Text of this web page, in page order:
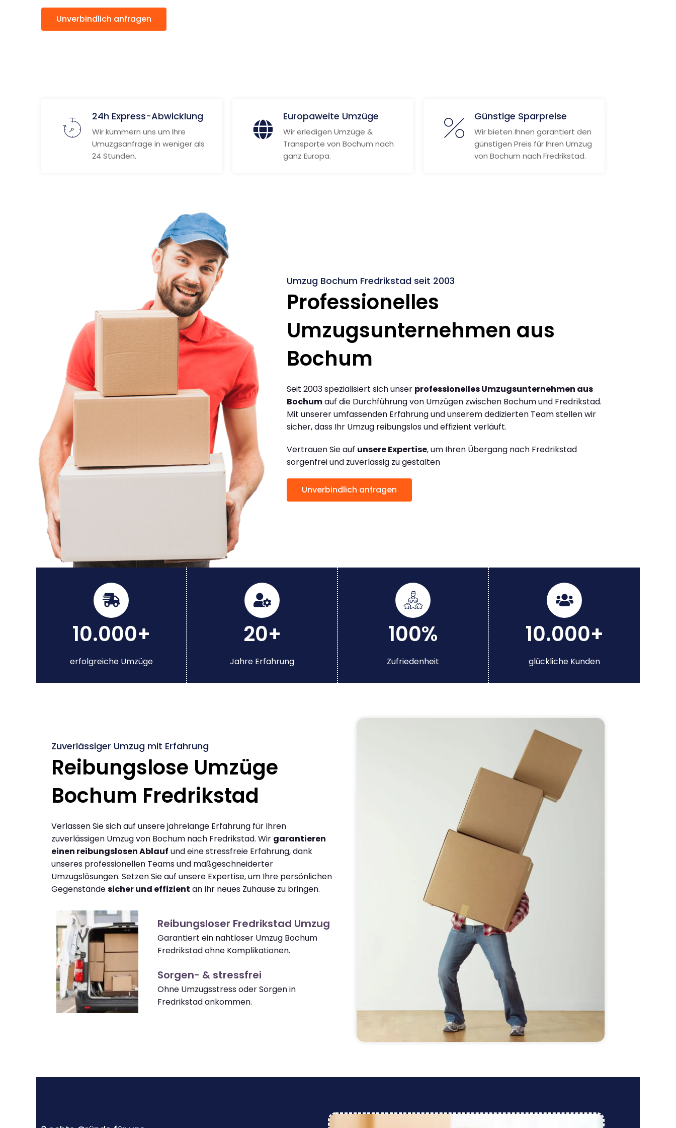
Unverbindlich anfragen
24h Express-Abwicklung
Wir kümmern uns um Ihre
Umuzgsanfrage in weniger als
24 Stunden.
Europaweite Umzüge
Wir erledigen Umzüge &
Transporte von Bochum nach
ganz Europa.
Günstige Sparpreise
Wir bieten Ihnen garantiert den
günstigen Preis für Ihren Umzug
von Bochum nach Fredrikstad.
Umzug Bochum Fredrikstad seit 2003
Professionelles
Umzugsunternehmen aus
Bochum
Seit 2003 spezialisiert sich unser professionelles Umzugsunternehmen aus
Bochumauf die Durchführung von Umzügen zwischen Bochum und Fredrikstad.
Mit unserer umfassenden Erfahrung und unserem dedizierten Team stellen wir
sicher, dass Ihr Umzug reibungslos und effizient verläuft.
Vertrauen Sie auf unsere Expertise, um Ihren Übergang nach Fredrikstad
sorgenfrei und zuverlässig zu gestalten
Unverbindlich anfragen
10.000+
erfolgreiche Umzüge
20+
Jahre Erfahrung
100%
Zufriedenheit
10.000+
glückliche Kunden
Zuverlässiger Umzug mit Erfahrung
Reibungslose Umzüge
Bochum Fredrikstad
Verlassen Sie sich auf unsere jahrelange Erfahrung für Ihren
zuverlässigen Umzug von Bochum nach Fredrikstad. Wir garantieren
einen reibungslosen Ablauf und eine stressfreie Erfahrung, dank
unseres professionellen Teams und maßgeschneiderter
Umzugslösungen. Setzen Sie auf unsere Expertise, um Ihre persönlichen
Gegenständesicher und effizient an Ihr neues Zuhause zu bringen.
Reibungsloser Fredrikstad Umzug
Garantiert ein nahtloser Umzug Bochum
Fredrikstad ohne Komplikationen.
Sorgen- & stressfrei
Ohne Umzugsstress oder Sorgen in
Fredrikstad ankommen.